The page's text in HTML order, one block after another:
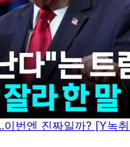
번엔 진짜일까? [Y녹